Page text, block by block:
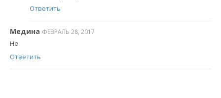
Ответить
Медина ФЕВРАЛЬ 28, 2017
Не
Ответить